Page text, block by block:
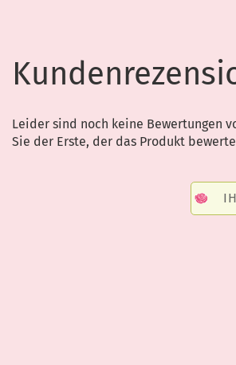
Leider sind noch keine Bewertungen
Sie der Erste, der das Produkt